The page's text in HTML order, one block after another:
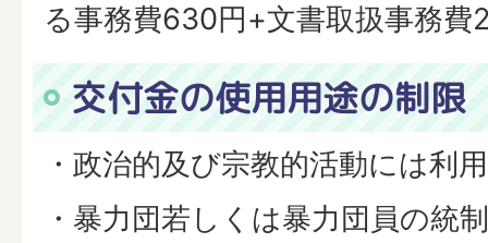
る事務費630円+文書取扱事務費
交付金の使用用途の制限
・政治的及び宗教的活動には利
・暴力団若しくは暴力団員の統